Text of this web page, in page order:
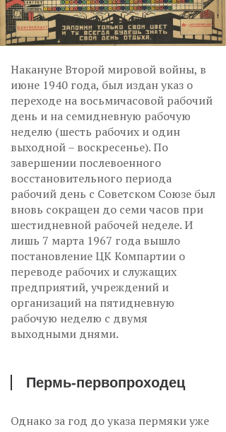
Накануне Второй мировой войны, в
июне 1940 года, был издан указ о
переходе на восьмичасовой рабочий
день и на семидневную рабочую
неделю (шесть рабочих и один
выходной – воскресенье). По
завершении послевоенного
восстановительного периода
рабочий день с Советском Союзе был
вновь сокращен до семи часов при
шестидневной рабочей неделе. И
лишь 7 марта 1967 года вышло
постановление ЦК Компартии о
переводе рабочих и служащих
предприятий, учреждений и
организаций на пятидневную
рабочую неделю с двумя
выходными днями.
Пермь-первопроходец
Однако за год до указа пермяки уже